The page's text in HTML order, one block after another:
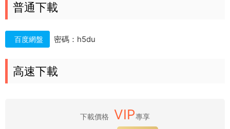
普通下載
百度網盤 密碼：h5du
高速下載
下載價格 VIP專享